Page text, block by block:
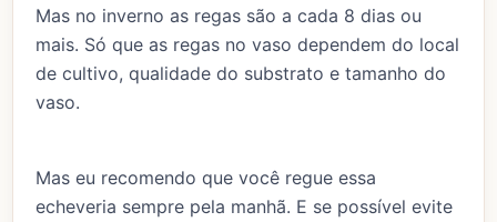
Mas no inverno as regas são a cada 8 dias ou
mais. Só que as regas no vaso dependem do local
de cultivo, qualidade do substrato e tamanho do
vaso.
Mas eu recomendo que você regue essa
echeveria sempre pela manhã. E se possível evite